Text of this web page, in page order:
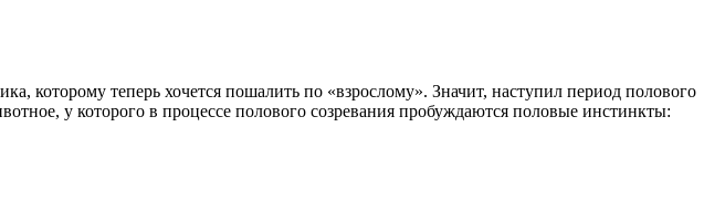
которому теперь хочется пошалить по «взрослому». Значит, наступил период полового
у которого в процессе полового созревания пробуждаются половые инстинкты: